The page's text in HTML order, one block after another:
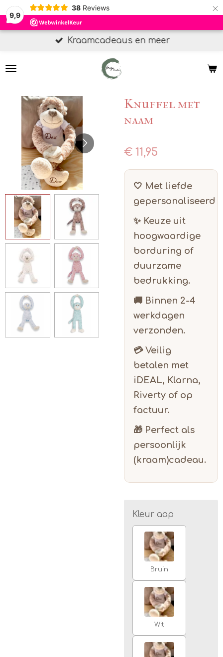
9,9
38 Reviews ×
Kraamcadeaus en meer
Knuffel met
naam
€ 11,95
🤍 Met liefde
gepersonaliseerd
✨ Keuze uit
hoogwaardige
borduring of
duurzame
bedrukking.
🚚 Binnen 2-4
werkdagen
verzonden.
💳 Veilig
betalen met
iDEAL, Klarna,
Riverty of op
factuur.
🎁 Perfect als
persoonlijk
(kraam)cadeau.
Kleur aap
Bruin
Wit